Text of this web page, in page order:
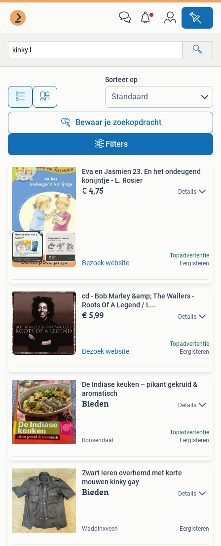
Alle afstanden…
Sorteer op
Bewaar je zoekopdracht
Filters
Scherpste prijs
Eva en Jasmien 23. En het ondeugend
konijntje - L. Rosier
€ 4,75 Details
Bezoek website
Topadvertentie
Eergisteren
cd - Bob Marley &amp; The Wailers -
Roots Of A Legend / L...
€ 5,99 Details
Bezoek website
Topadvertentie
Eergisteren
De Indiase keuken – pikant gekruid &
aromatisch
Bieden Details
Roosendaal
Topadvertentie
Eergisteren
Zwart leren overhemd met korte
mouwen kinky gay
Bieden Details
Waddinxveen Eergisteren